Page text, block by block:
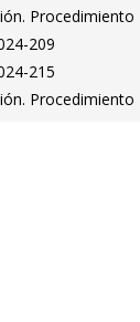
Procedimiento
209
215
Procedimiento